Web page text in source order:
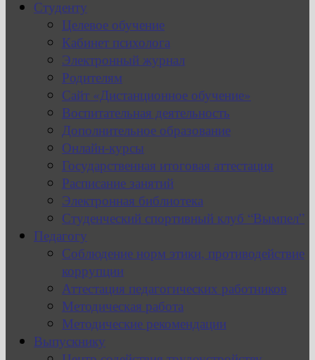
Студенту
Целевое обучение
Кабинет психолога
Электронный журнал
Родителям
Сайт «Дистанционное обучение»
Воспитательная деятельность
Дополнительное образование
Онлайн-курсы
Государственная итоговая аттестация
Расписание занятий
Электронная библиотека
Студенческий спортивный клуб “Вымпел”
Педагогу
Соблюдение норм этики, противодействие
коррупции
Аттестация педагогических работников
Методическая работа
Методические рекомендации
Выпускнику